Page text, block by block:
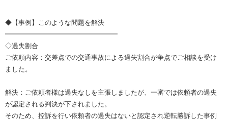
◆【事例】このような問題を解決
━━━━━━━━━━━━━━━━━
◇過失割合
ご依頼内容：交差点での交通事故による過失割合が争点でご相談を受け
ました。
解決：ご依頼者様は過失なしを主張しましたが、一審では依頼者の過失
が認定される判決が下されました。
そのため、控訴を行い依頼者の過失はないと認定され逆転勝訴した事例